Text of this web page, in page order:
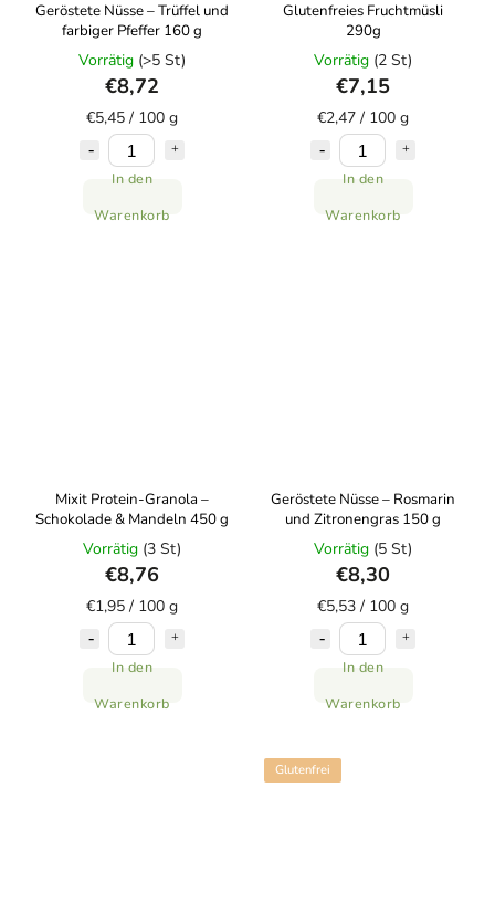
Geröstete Nüsse – Trüffel und
farbiger Pfeffer 160 g
Vorrätig (>5 St)
€8,72
€5,45 / 100 g
In den
Warenkorb
Glutenfreies Fruchtmüsli
290g
Vorrätig (2 St)
€7,15
€2,47 / 100 g
In den
Warenkorb
Mixit Protein-Granola –
Schokolade & Mandeln 450 g
Vorrätig (3 St)
€8,76
€1,95 / 100 g
In den
Warenkorb
Geröstete Nüsse – Rosmarin
und Zitronengras 150 g
Vorrätig (5 St)
€8,30
€5,53 / 100 g
In den
Warenkorb
Glutenfrei